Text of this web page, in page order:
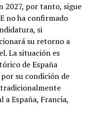
2027, por tanto, sigue
no ha confirmado
si
su retorno a
La situación es
de España
su condición de
España, Francia,